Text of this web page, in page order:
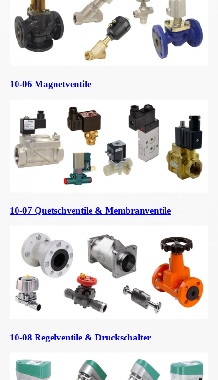
10-06 Magnetventile
10-07 Quetschventile & Membranventile
10-08 Regelventile & Druckschalter